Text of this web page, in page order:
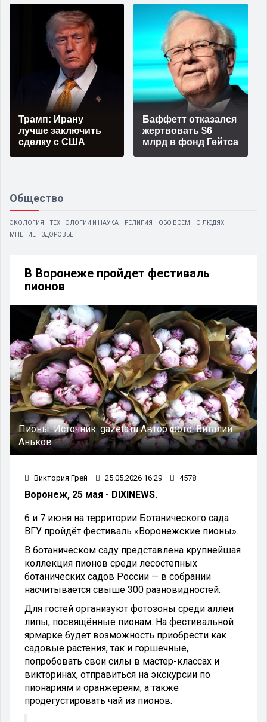
Трамп: Ирану
лучше заключить
сделку с США
Баффетт отказался
жертвовать $6
млрд в фонд Гейтса
Общество
ЭКОЛОГИЯ ТЕХНОЛОГИИ И НАУКА РЕЛИГИЯ ОБО ВСЕМ
О ЛЮДЯХ
МНЕНИЕ
ЗДОРОВЬЕ
В Воронеже пройдет фестиваль
пионов
Пионы.Источник:gazeta.ruАвтор фото:Виталий
Аньков
Виктория Грей 25.05.2026 16:29 4578
Воронеж, 25 мая - DIXINEWS.
6 и 7 июня на территории Ботанического сада
ВГУ пройдёт фестиваль «Воронежские пионы».
В ботаническом саду представлена крупнейшая
коллекция пионов среди лесостепных
ботанических садов России — в собрании
насчитывается свыше 300 разновидностей.
Для гостей организуют фотозоны среди аллеи
липы, посвящённые пионам. На фестивальной
ярмарке будет возможность приобрести как
садовые растения, так и горшечные,
попробовать свои силы в мастер-классах и
викторинах, отправиться на экскурсии по
пионариям и оранжереям, а также
продегустировать чай из пионов.